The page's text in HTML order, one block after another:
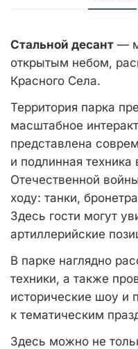
Стальной десант —
открытым небом,
Красного Села.
Территория парка
масштабное
представлена
и подлинная
Отечественной
ходу: танки,
Здесь гости могут
артиллерийские
В парке наглядно
техники, а также
исторические шоу и
к тематическим
Здесь можно не